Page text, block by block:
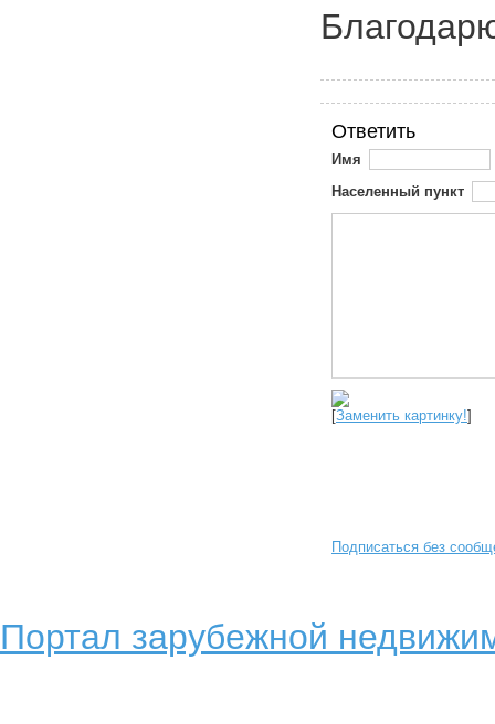
Ответить
Имя
Населенный пункт
[Заменить картинку!]
Подписаться без
Портал зарубежной